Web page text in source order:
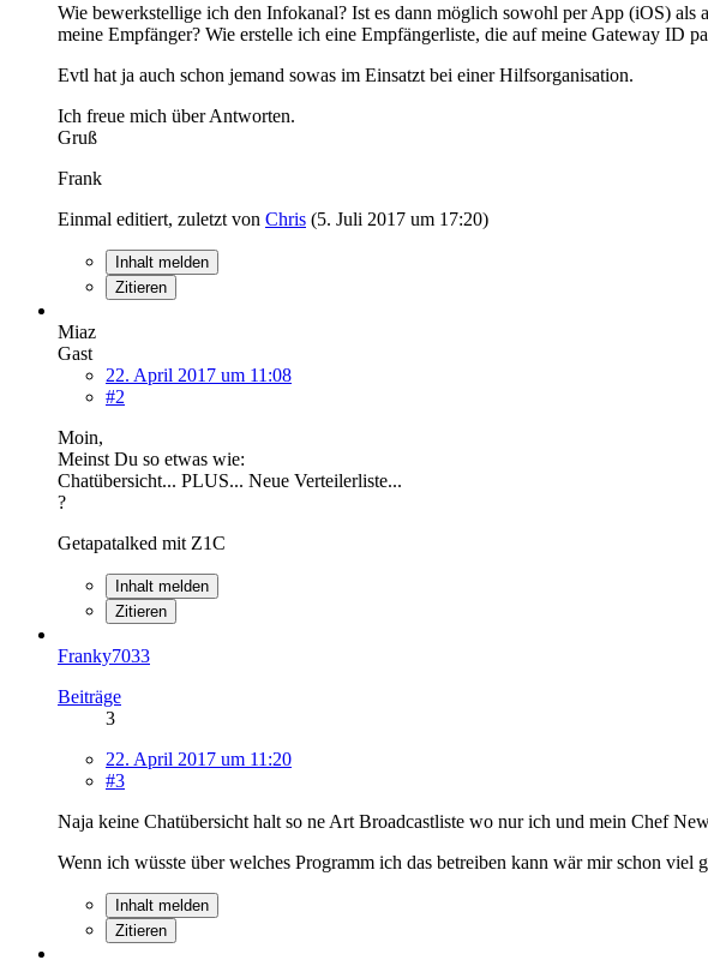
Wie bewerkstellige ich den Infokanal? Ist es dann möglich sowohl per App (iOS)
meine Empfänger? Wie erstelle ich eine Empfängerliste, die auf meine Gateway ID
Evtl hat ja auch schon jemand sowas im Einsatzt bei einer Hilfsorganisation.
Ich freue mich über Antworten.
Gruß
Frank
Einmal editiert, zuletzt von Chris (5. Juli 2017 um 17:20)
Inhalt melden
Zitieren
Miaz
Gast
22. April 2017 um 11:08
#2
Moin,
Meinst Du so etwas wie:
Chatübersicht... PLUS... Neue Verteilerliste...
?
Getapatalked mit Z1C
Inhalt melden
Zitieren
Franky7033
Beiträge
3
22. April 2017 um 11:20
#3
Naja keine Chatübersicht halt so ne Art Broadcastliste wo nur ich und mein Chef
Wenn ich wüsste über welches Programm ich das betreiben kann wär mir schon viel
Inhalt melden
Zitieren